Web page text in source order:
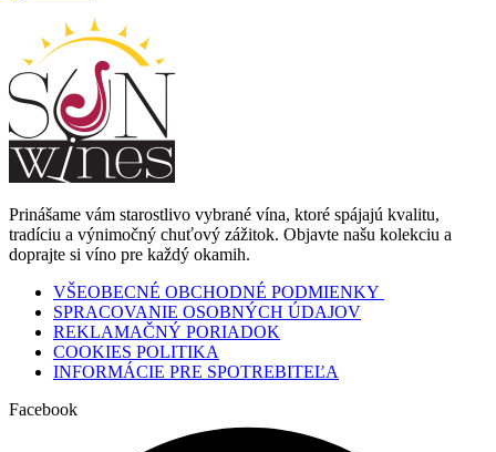
Prinášame vám starostlivo vybrané vína, ktoré spájajú kvalitu,
tradíciu a výnimočný chuťový zážitok. Objavte našu kolekciu a
doprajte si víno pre každý okamih.
VŠEOBECNÉ OBCHODNÉ PODMIENKY
SPRACOVANIE OSOBNÝCH ÚDAJOV
REKLAMAČNÝ PORIADOK
COOKIES POLITIKA
INFORMÁCIE PRE SPOTREBITEĽA
Facebook